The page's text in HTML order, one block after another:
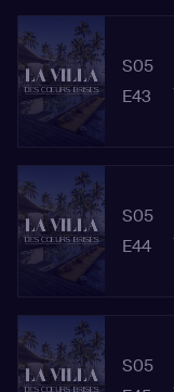
S05
E43
S05
E44
S05